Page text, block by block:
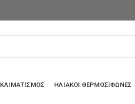
ΚΛΙΜΑΤΙΣΜΌΣ ΗΛΙΑΚΟΊ ΘΕΡΜΟΣΊΦΩΝΕΣ